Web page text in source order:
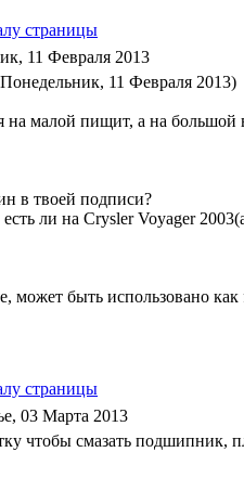
11 Февраля 2013
11 Февраля 2013)
на малой пищит, а на большой
в твоей подписи?
ли на Crysler Voyager
может быть использовано как
03 Марта 2013
чтобы смазать подшипник,